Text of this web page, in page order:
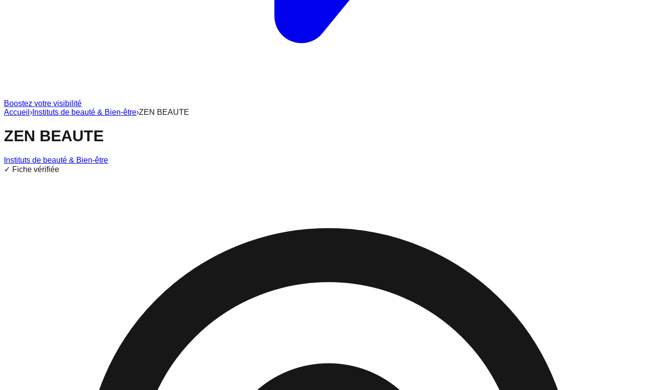
Boostez votre visibilité
Accueil › Instituts de beauté & Bien-être›ZEN BEAUTE
ZEN BEAUTE
Instituts de beauté & Bien-être
✓ Fiche vérifiée